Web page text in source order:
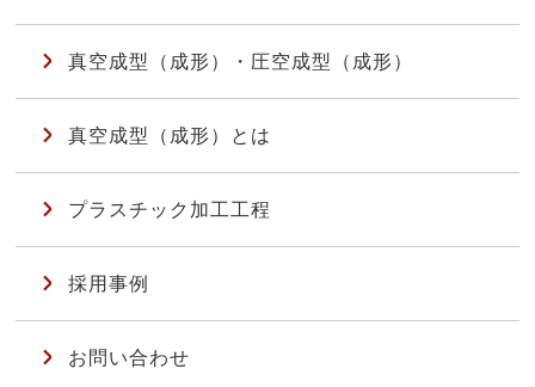
真空成型（成形）・圧空成型（成形）
真空成型（成形）とは
プラスチック加工工程
採用事例
お問い合わせ